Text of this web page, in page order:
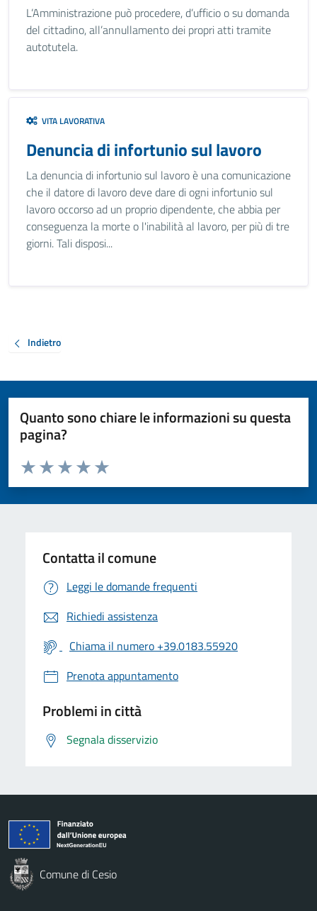
L’Amministrazione può procedere, d’ufficio o su domanda
del cittadino, all’annullamento dei propri atti tramite
autotutela.
VITA LAVORATIVA
Denuncia di infortunio sul lavoro
La denuncia di infortunio sul lavoro è una comunicazione
che il datore di lavoro deve dare di ogni infortunio sul
lavoro occorso ad un proprio dipendente, che abbia per
conseguenza la morte o l'inabilità al lavoro, per più di tre
giorni. Tali disposi...
Indietro
Quanto sono chiare le informazioni su questa
pagina?
Valuta da 1 a 5 stelle la pagina
Valuta 5 stelle su 5
Valuta 4 stelle su 5
Valuta 3 stelle su 5
Valuta 2 stelle su 5
Valuta 1 stelle su 5
Contatta il comune
Leggi le domande frequenti
Richiedi assistenza
Chiama il numero +39.0183.55920
Prenota appuntamento
Problemi in città
Segnala disservizio
Comune di Cesio